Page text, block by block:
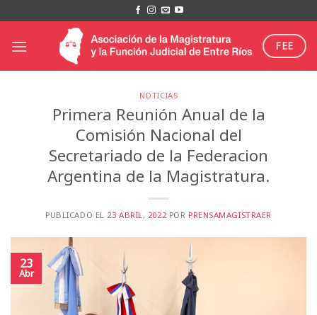
al
contenido
FEE
NOTICIAS
Primera Reunión Anual de la
Comisión Nacional del
Secretariado de la Federacion
Argentina de la Magistratura.
PUBLICADO EL 23 ABRIL, 2022POR PRENSAMAGISTRAER
23
Abr